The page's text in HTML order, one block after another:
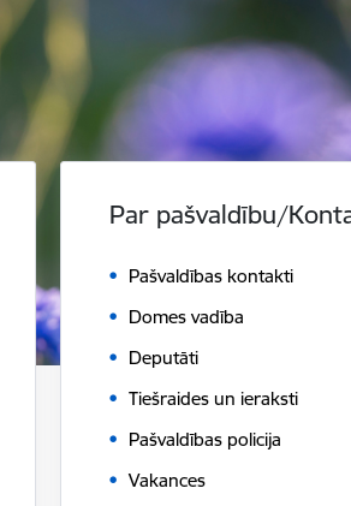
Par pašvaldību/
Pašvaldības kontakti
Domes vadība
Deputāti
Tiešraides un ieraksti
Pašvaldības policija
Vakances